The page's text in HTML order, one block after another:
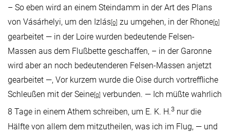
– So eben wird an einem Steindamm in der Art des Plans
von Vásárhelyi, um den Izlás [o] zu umgehen, in der Rhone [p]
gearbeitet — in der Loire wurden bedeutende Felsen-
Massen aus dem Flußbette geschaffen, – in der Garonne
wird aber an noch bedeutenderen Felsen-Massen anjetzt
gearbeitet —, Vor kurzem wurde die Oise durch vortreffliche
Schleußen mit der Seine [q] verbunden. — Ich müßte wahrlich
8 Tage in einem Athem schreiben, um E. K. H.3 nur die
Hälfte von allem dem mitzutheilen, was ich im Flug, — und